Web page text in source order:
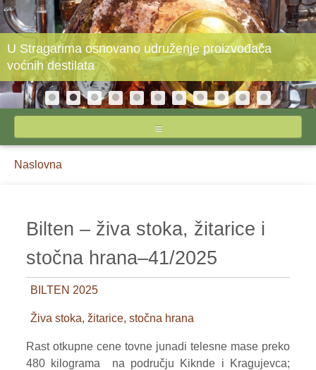
U Stragarima osnovano udruženje proizvođača
voćnih destilata
NASLOVNA
INPUTI
JAJA I ŽIVINSKO MESO
Breadcrumbs
You
Naslovna
Bilten – živa stoka, žitarice i
stočna hrana–41/2025
BILTEN 2025
Živa stoka, žitarice, stočna hrana
Rast otkupne cene tovne junadi telesne mase preko
480 kilograma na području Kiknde i Kragujevca;